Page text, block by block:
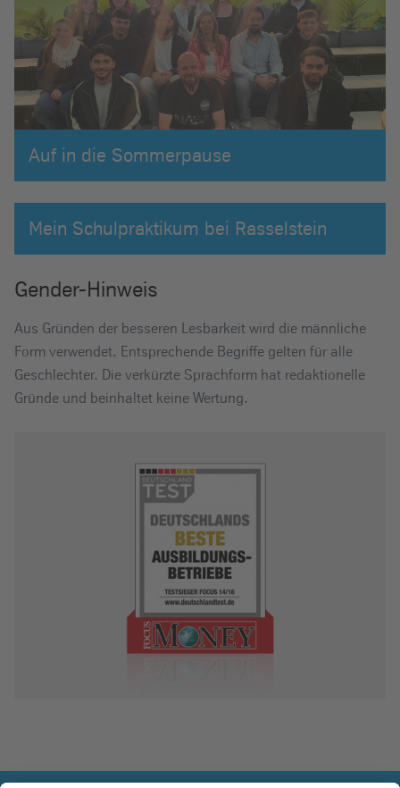
Auf in die Sommerpause
Mein Schulpraktikum bei Rasselstein
Gender-Hinweis
Aus Gründen der besseren Lesbarkeit wird die männliche
Form verwendet. Entsprechende Begriffe gelten für alle
Geschlechter. Die verkürzte Sprachform hat redaktionelle
Gründe und beinhaltet keine Wertung.